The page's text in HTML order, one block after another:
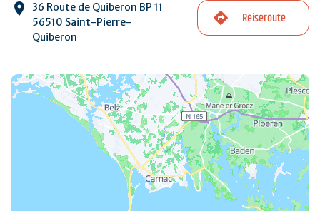
36 Route de Quiberon BP 11
56510 Saint-Pierre-
Quiberon
Reiseroute